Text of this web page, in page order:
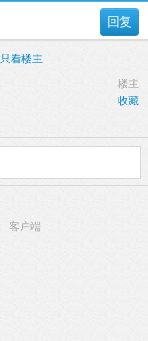
回复
只看楼主
楼主
收藏
客户端